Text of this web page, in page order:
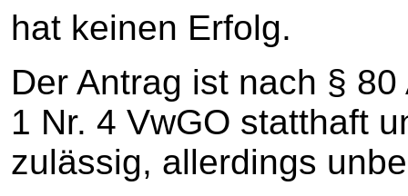
hat keinen Erfolg.
Der Antrag ist nach §
1 Nr. 4 VwGO statthaft
zulässig, allerdings